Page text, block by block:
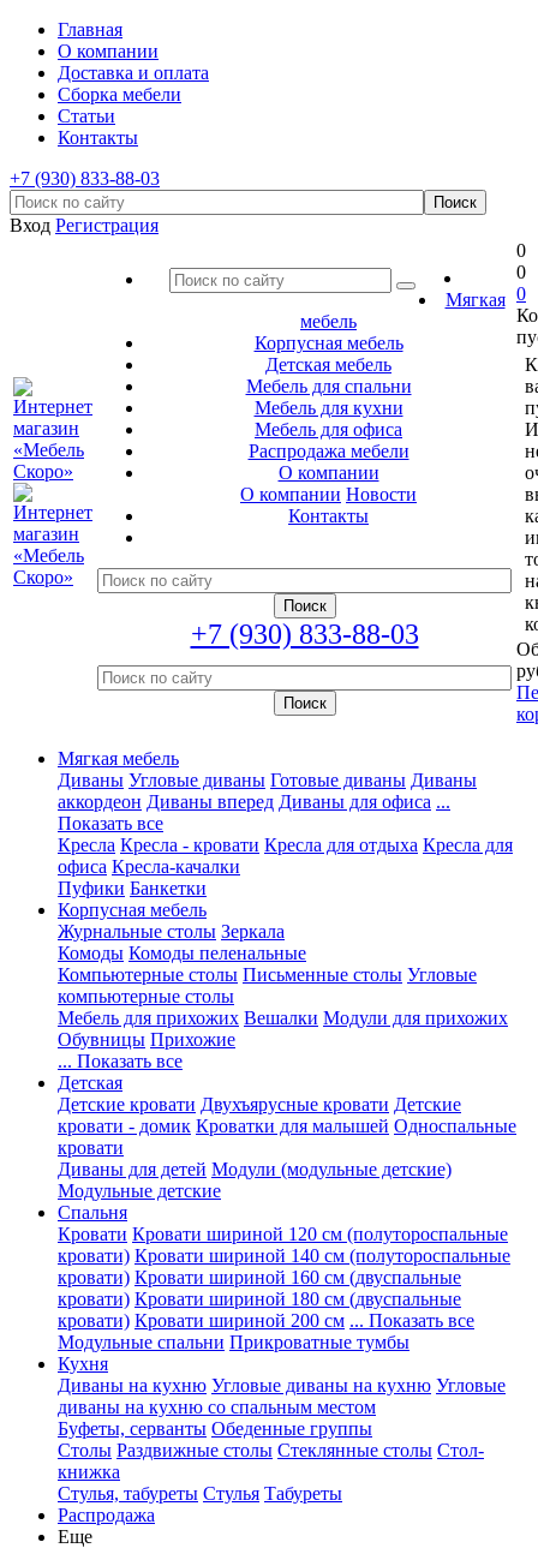
Главная
О компании
Доставка и оплата
Сборка мебели
Статьи
Контакты
+7 (930) 833-88-03
Вход Регистрация
Мягкая
мебель
Корпусная мебель
Детская мебель
Мебель для спальни
Мебель для кухни
Мебель для офиса
Распродажа мебели
О компании
О компании Новости
Контакты
+7 (930) 833-88-03
0
0
0
Мягкая мебель
Диваны Угловые диваны Готовые диваны Диваны
аккордеон Диваны вперед Диваны для офиса ...
Показать все
Кресла Кресла - кровати Кресла для отдыха Кресла для
офиса Кресла-качалки
Пуфики Банкетки
Корпусная мебель
Журнальные столы Зеркала
Комоды Комоды пеленальные
Компьютерные столы Письменные столы Угловые
компьютерные столы
Мебель для прихожих Вешалки Модули для прихожих
Обувницы Прихожие
... Показать все
Детская
Детские кровати Двухъярусные кровати Детские
кровати - домик Кроватки для малышей Односпальные
кровати
Диваны для детей Модули (модульные детские)
Модульные детские
Спальня
Кровати Кровати шириной 120 см (полутороспальные
кровати) Кровати шириной 140 см (полутороспальные
кровати) Кровати шириной 160 см (двуспальные
кровати) Кровати шириной 180 см (двуспальные
кровати) Кровати шириной 200 см ... Показать все
Модульные спальни Прикроватные тумбы
Кухня
Диваны на кухню Угловые диваны на кухню Угловые
диваны на кухню со спальным местом
Буфеты, серванты Обеденные группы
Столы Раздвижные столы Стеклянные столы Стол-
книжка
Стулья, табуреты Стулья Табуреты
Распродажа
Еще